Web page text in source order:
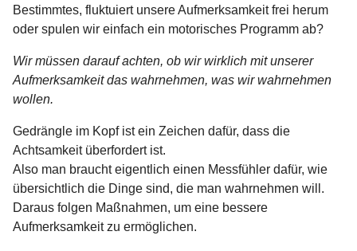
Bestimmtes, fluktuiert unsere Aufmerksamkeit frei herum
oder spulen wir einfach ein motorisches Programm ab?
Wir müssen darauf achten, ob wir wirklich mit unserer
Aufmerksamkeit das wahrnehmen, was wir wahrnehmen
wollen.
Gedrängle im Kopf ist ein Zeichen dafür, dass die
Achtsamkeit überfordert ist.
Also man braucht eigentlich einen Messfühler dafür, wie
übersichtlich die Dinge sind, die man wahrnehmen will.
Daraus folgen Maßnahmen, um eine bessere
Aufmerksamkeit zu ermöglichen.